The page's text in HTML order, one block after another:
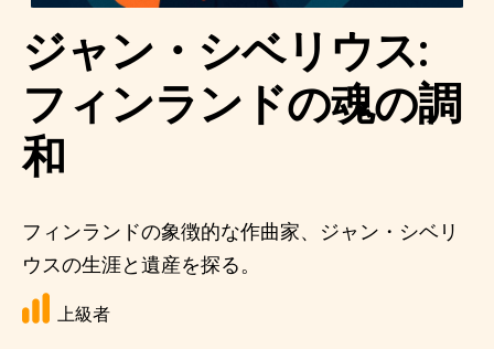
ジャン・シベリウス:
フィンランドの魂の調
和
フィンランドの象徴的な作曲家、ジャン・シベリ
ウスの生涯と遺産を探る。
上級者